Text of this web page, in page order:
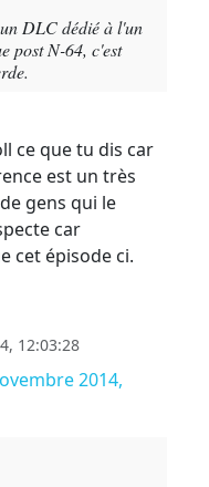
DLC dédié à l'un
post N-64, c'est
ce que tu dis car
est un très
gens qui le
car
cet épisode ci.
12:03:28
2014,